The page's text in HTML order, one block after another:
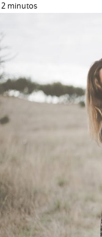
2 minutos